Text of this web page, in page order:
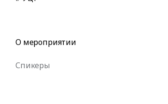
О мероприятии
Спикеры